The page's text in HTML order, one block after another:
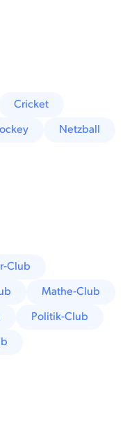
Cricket
Netzball
Club
Mathe-Club
Politik-Club